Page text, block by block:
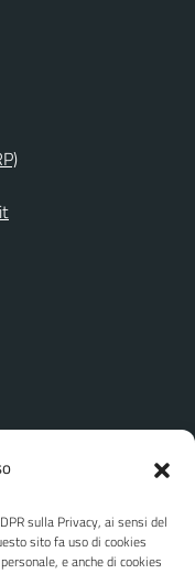
sulla Privacy, ai sensi del
sito fa uso di cookies
e anche di cookies